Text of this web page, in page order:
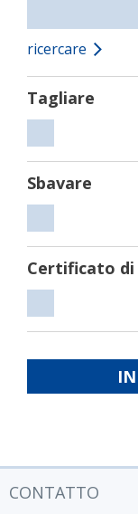
ricercare
Tagliare
Sbavare
Certificato di
di
fabbrica
CONTATTO